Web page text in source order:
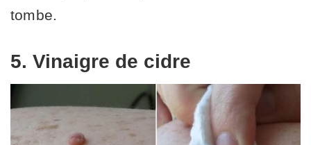
tombe.
5. Vinaigre de cidre